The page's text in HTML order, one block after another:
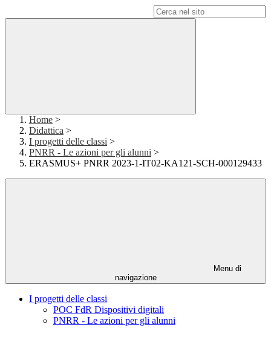
Home >
Didattica >
I progetti delle classi >
PNRR - Le azioni per gli alunni >
ERASMUS+ PNRR 2023-1-IT02-KA121-SCH-000129433
Menu di
navigazione
I progetti delle classi
POC FdR Dispositivi digitali
PNRR - Le azioni per gli alunni